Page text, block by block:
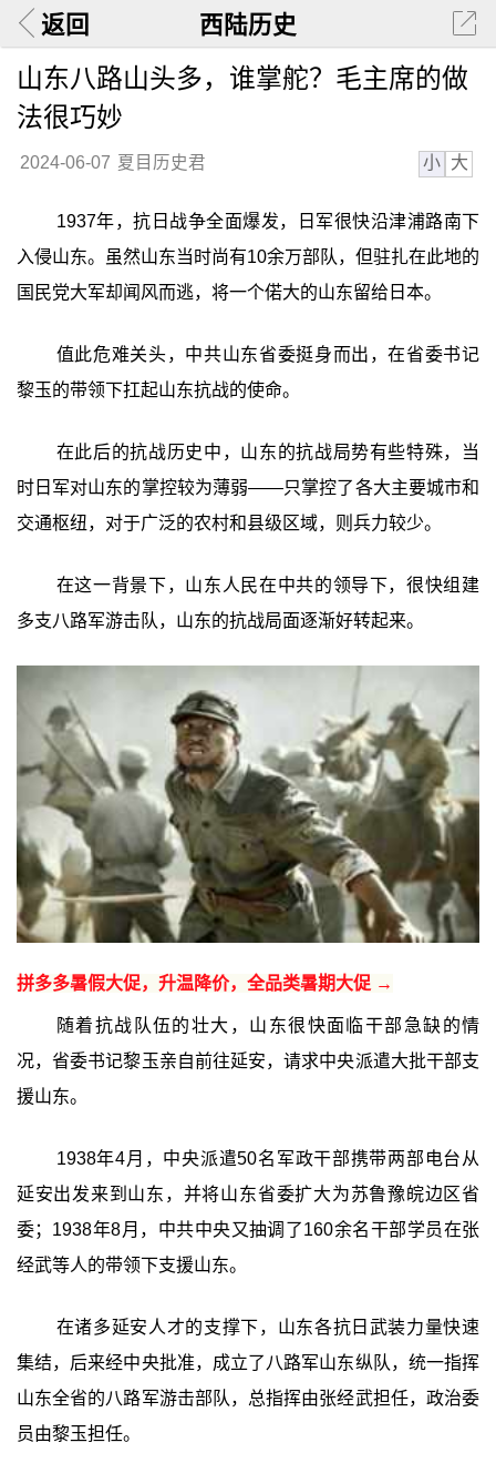
返回 西陆历史
山东八路山头多，谁掌舵？毛主席的做
法很巧妙
2024-06-07 夏目历史君 小 大
1937年，抗日战争全面爆发，日军很快沿津浦路南下
入侵山东。虽然山东当时尚有10余万部队，但驻扎在此地的
国民党大军却闻风而逃，将一个偌大的山东留给日本。
值此危难关头，中共山东省委挺身而出，在省委书记
黎玉的带领下扛起山东抗战的使命。
在此后的抗战历史中，山东的抗战局势有些特殊，当
时日军对山东的掌控较为薄弱——只掌控了各大主要城市和
交通枢纽，对于广泛的农村和县级区域，则兵力较少。
在这一背景下，山东人民在中共的领导下，很快组建
多支八路军游击队，山东的抗战局面逐渐好转起来。
拼多多暑假大促，升温降价，全品类暑期大促 →
随着抗战队伍的壮大，山东很快面临干部急缺的情
况，省委书记黎玉亲自前往延安，请求中央派遣大批干部支
援山东。
1938年4月，中央派遣50名军政干部携带两部电台从
延安出发来到山东，并将山东省委扩大为苏鲁豫皖边区省
委；1938年8月，中共中央又抽调了160余名干部学员在张
经武等人的带领下支援山东。
在诸多延安人才的支撑下，山东各抗日武装力量快速
集结，后来经中央批准，成立了八路军山东纵队，统一指挥
山东全省的八路军游击部队，总指挥由张经武担任，政治委
员由黎玉担任。